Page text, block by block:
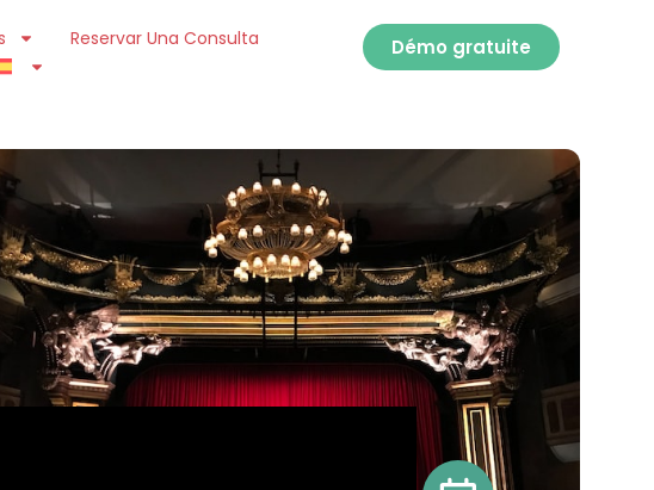
Reservar Una Consulta
Démo gratuite